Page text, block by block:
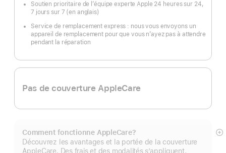
Soutien prioritaire de l’équipe experte Apple 24 heures sur 24,
7 jours sur 7 (en anglais)
Service de remplacement express : nous vous envoyons un
appareil de remplacement pour que vous n’ayez pas à attendre
pendant la réparation
Pas de couverture AppleCare
Comment fonctionne AppleCare?
Découvrez les avantages et la portée de la couverture
AppleCare. Des frais et des modalités s’appliquent.